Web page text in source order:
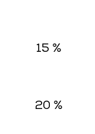
15 %
20 %